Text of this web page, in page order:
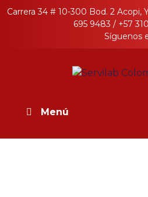
SkipCarrera 34 # 10-300 Bod. 2 Acopi,
695 9483 / +57
Síguenos
Menú